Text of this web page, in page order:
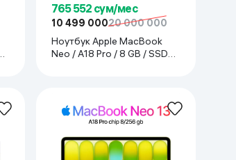
765 552 сум/мес
10 499 00020 000 000
Ноутбук Apple MacBook
Neo / A18 Pro / 8 GB / SSD